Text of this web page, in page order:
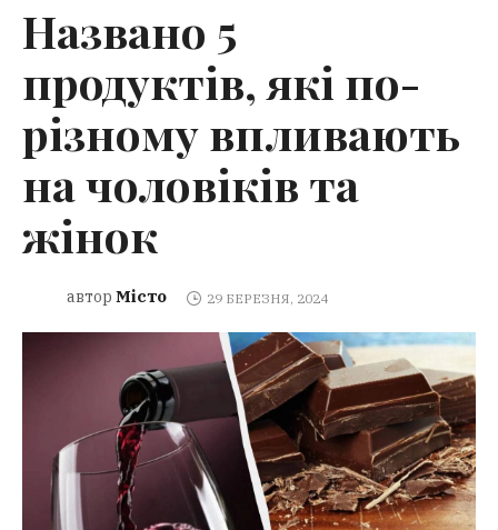
Названо 5
продуктів, які по-
різному впливають
на чоловіків та
жінок
автор Місто 29 БЕРЕЗНЯ, 2024